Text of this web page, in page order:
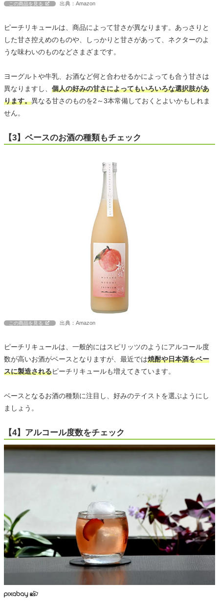
この商品を見る 出典：Amazon
ピーチリキュールは、商品によって甘さが異なります。あっさりと
した甘さ控えめのものや、しっかりと甘さがあって、ネクターのよ
うな味わいのものなどさまざまです。
ヨーグルトや牛乳、お酒など何と合わせるかによっても合う甘さは
異なりますし、 個人の好みの甘さによってもいろいろな選択肢があ
ります。異なる甘さのものを2～3本常備しておくとよいかもしれま
せん。
【3】ベースのお酒の種類もチェック
この商品を見る 出典：Amazon
ピーチリキュールは、一般的にはスピリッツのようにアルコール度
数が高いお酒がベースとなりますが、最近では焼酎や日本酒をベー
スに製造されるピーチリキュールも増えてきています。
ベースとなるお酒の種類に注目し、好みのテイストを選ぶようにし
ましょう。
【4】アルコール度数をチェック